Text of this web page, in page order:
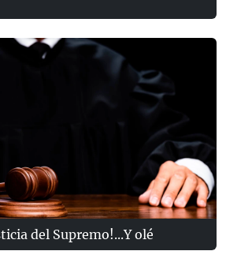
del Supremo!...Y olé